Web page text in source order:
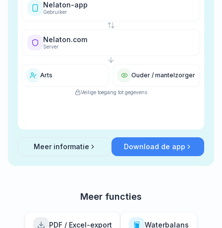
Nelaton-app
Gebruiker
Nelaton.com
Server
Arts Ouder / mantelzorger
Veilige toegang tot gegevens
Meer informatie
aboutEasy ShareDownload de app
Meer functies
PDF / Excel-export Waterbalans